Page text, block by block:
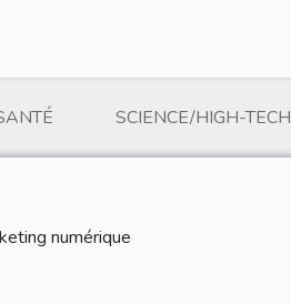
SCIENCE/HIGH-TECH
numérique